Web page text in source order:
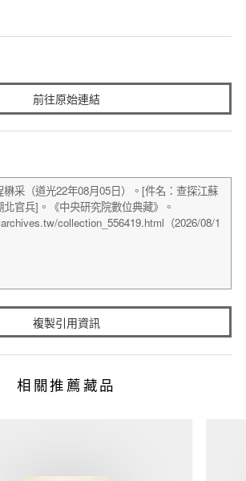
前往原始連結
複製引用資訊
相關推薦藏品